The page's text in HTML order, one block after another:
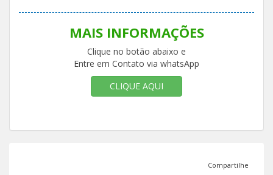
MAIS INFORMAÇÕES
Clique no botão abaixo e
Entre em Contato via whatsApp
CLIQUE AQUI
Compartilhe